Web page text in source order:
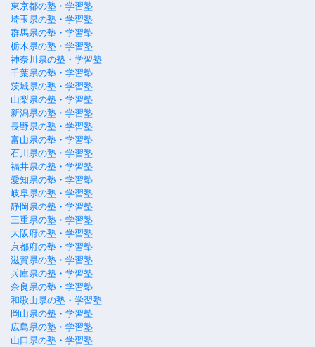
東京都の塾・学習塾
埼玉県の塾・学習塾
群馬県の塾・学習塾
栃木県の塾・学習塾
神奈川県の塾・学習塾
千葉県の塾・学習塾
茨城県の塾・学習塾
山梨県の塾・学習塾
新潟県の塾・学習塾
長野県の塾・学習塾
富山県の塾・学習塾
石川県の塾・学習塾
福井県の塾・学習塾
愛知県の塾・学習塾
岐阜県の塾・学習塾
静岡県の塾・学習塾
三重県の塾・学習塾
大阪府の塾・学習塾
京都府の塾・学習塾
滋賀県の塾・学習塾
兵庫県の塾・学習塾
奈良県の塾・学習塾
和歌山県の塾・学習塾
岡山県の塾・学習塾
広島県の塾・学習塾
山口県の塾・学習塾